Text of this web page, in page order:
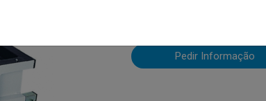
Pedir Informação